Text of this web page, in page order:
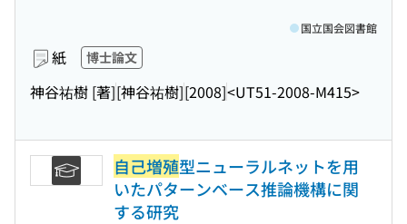
紙 博士論文
神谷祐樹 [著][神谷祐樹][2008]<UT51-2008-M415>
国立国会図書館
自己増殖型ニューラルネットを用
いたパターンベース推論機構に関
する研究